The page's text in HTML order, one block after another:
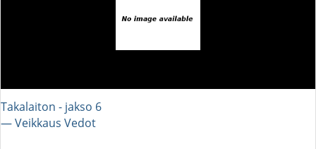
Takalaiton - jakso 6
― Veikkaus Vedot